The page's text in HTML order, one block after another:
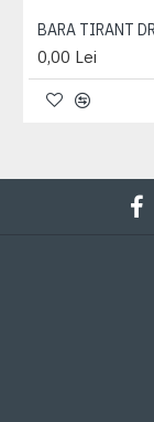
0,00 Lei